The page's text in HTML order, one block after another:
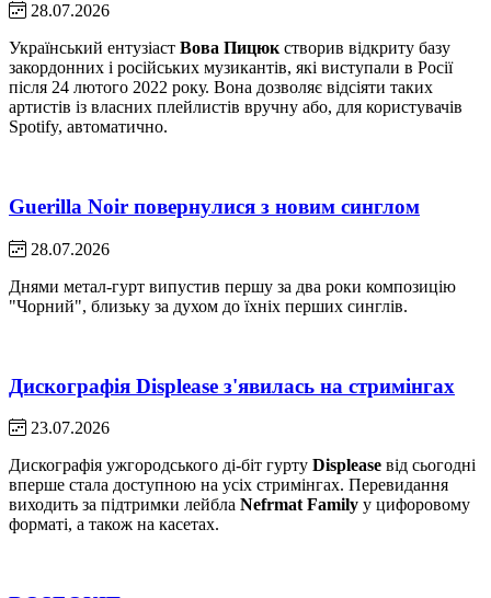
28.07.2026
Український ентузіаст Вова Пицюк створив відкриту базу
закордонних і російських музикантів, які виступали в Росії
після 24 лютого 2022 року. Вона дозволяє відсіяти таких
артистів із власних плейлистів вручну або, для користувачів
Spotify, автоматично.
Guerilla Noir повернулися з новим синглом
28.07.2026
Днями метал-гурт випустив першу за два роки композицію
"Чорний", близьку за духом до їхніх перших синглів.
Дискографія Displease з'явилась на стримінгах
23.07.2026
Дискографія ужгородського ді-біт гурту Displease від сьогодні
вперше стала доступною на усіх стримінгах. Перевидання
виходить за підтримки лейбла Nefrmat Family у цифоровому
форматі, а також на касетах.